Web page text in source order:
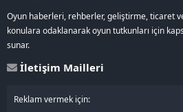
Oyun haberleri, rehberler, geliştirme, ticaret
konulara odaklanarak oyun tutkunları için
sunar.
İletişim Mailleri
Reklam vermek için: